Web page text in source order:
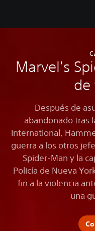
Marvel's
de
Después de
abandonado tras
International,
guerra a los otros
Spider-Man y la
Policía de Nueva
fin a la violencia
una